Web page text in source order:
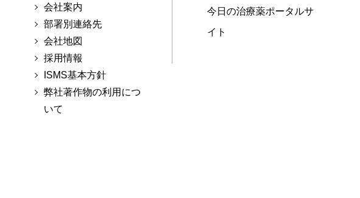
会社案内
部署別連絡先
会社地図
採用情報
ISMS基本方針
弊社著作物の利用につ
いて
今日の治療薬ポータルサ
イト